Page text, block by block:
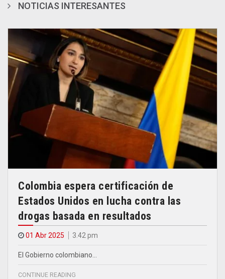
NOTICIAS INTERESANTES
Colombia espera certificación de
Estados Unidos en lucha contra las
drogas basada en resultados
01 Abr 2025 3.42 pm
El Gobierno colombiano…
CONTINUE READING